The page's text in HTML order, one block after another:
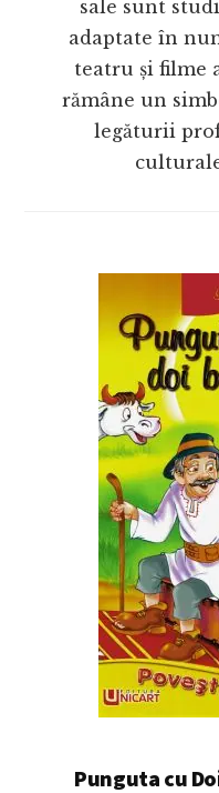
sale sunt
adaptate în
teatru și filme
rămâne un
legăturii
Punguta cu